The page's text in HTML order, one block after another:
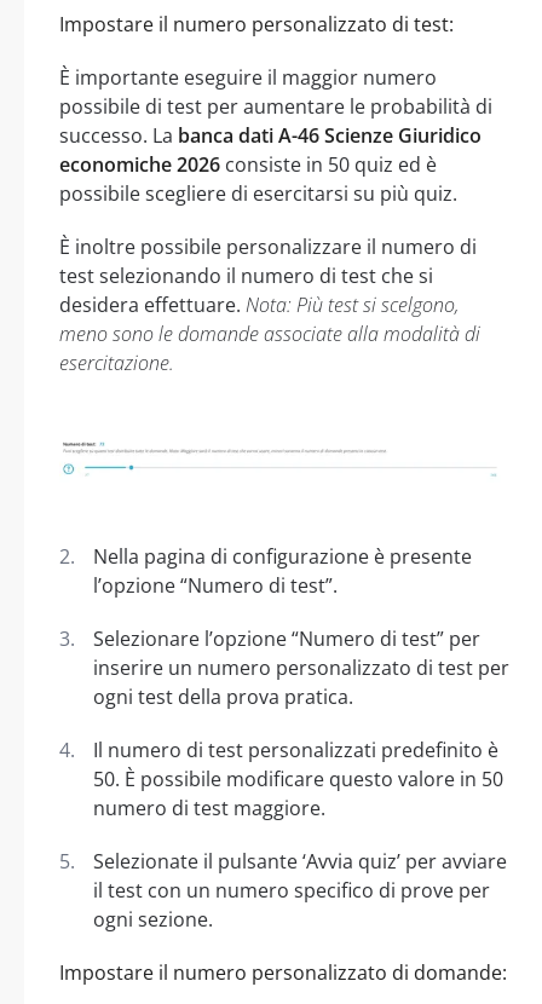
Impostare il numero personalizzato di test:
È importante eseguire il maggior numero
possibile di test per aumentare le probabilità di
successo. La banca dati A-46 Scienze Giuridico
economiche 2026 consiste in 50 quiz ed è
possibile scegliere di esercitarsi su più quiz.
È inoltre possibile personalizzare il numero di
test selezionando il numero di test che si
desidera effettuare. Nota: Più test si scelgono,
meno sono le domande associate alla modalità di
esercitazione.
Nella pagina di configurazione è presente
l’opzione “Numero di test”.
Selezionare l’opzione “Numero di test” per
inserire un numero personalizzato di test per
ogni test della prova pratica.
Il numero di test personalizzati predefinito è
50. È possibile modificare questo valore in 50
numero di test maggiore.
Selezionate il pulsante ‘Avvia quiz’ per avviare
il test con un numero specifico di prove per
ogni sezione.
Impostare il numero personalizzato di domande: